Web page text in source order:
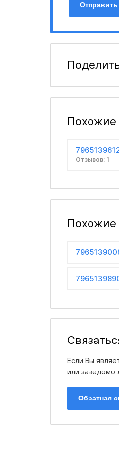
Похожие
Отзывов: 1
Похожие
Если Вы
или заведомо
Обратная